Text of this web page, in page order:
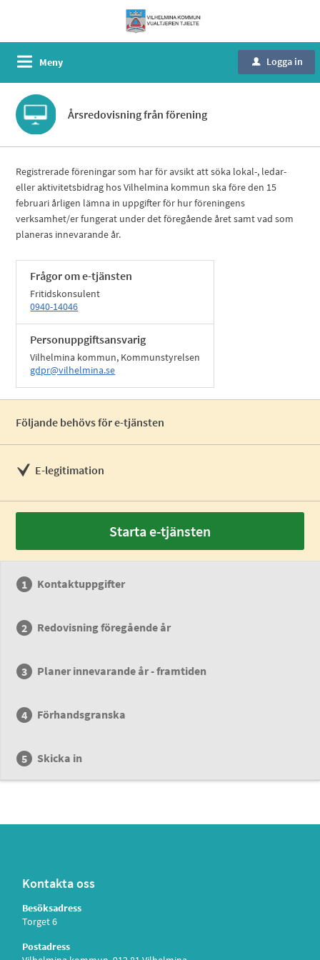
Meny u Logga in
Årsredovisning från förening
Registrerade föreningar som har för avsikt att söka lokal-, ledar-
eller aktivitetsbidrag hos Vilhelmina kommun ska före den 15
februari årligen lämna in uppgifter för hur föreningens
verksamhet/er fungerat under det föregående året samt vad som
planeras innevarande år.
Frågor om e-tjänsten
Fritidskonsulent
0940-14046
Personuppgiftsansvarig
Vilhelmina kommun, Kommunstyrelsen
gdpr@vilhelmina.se
Följande behövs för e-tjänsten
E-legitimation
Starta e-tjänsten
Kontaktuppgifter
Redovisning föregående år
Planer innevarande år - framtiden
Förhandsgranska
Skicka in
Kontakta oss
Besöksadress
Torget 6
Postadress